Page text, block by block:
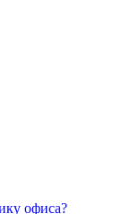
офиса?